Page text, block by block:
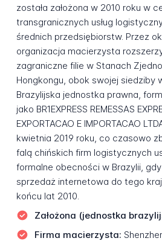
została założona w 2010 roku w
transgranicznych usług
średnich przedsiębiorstw. Przez
organizacja macierzysta
zagraniczne filie w Stanach
Hongkongu, obok swojej siedziby
Brazylijska jednostka prawna,
jako BR1EXPRESS REMESSAS
EXPORTACAO E IMPORTACAO
kwietnia 2019 roku, co czasowo
falą chińskich firm logistycznych
formalne obecności w Brazylii,
sprzedaż internetowa do tego
końcu lat 2010.
Założona (jednostka
Firma macierzysta: